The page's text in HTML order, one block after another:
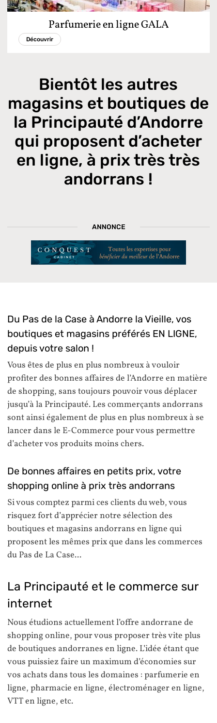
Parfumerie en ligne GALA
Découvrir
Bientôt les autres
magasins et boutiques de
la Principauté d’Andorre
qui proposent d’acheter
en ligne, à prix très très
andorrans !
ANNONCE
Du Pas de la Case à Andorre la Vieille, vos
boutiques et magasins préférés EN LIGNE,
depuis votre salon !
Vous êtes de plus en plus nombreux à vouloir
profiter des bonnes affaires de l’Andorre en matière
de shopping, sans toujours pouvoir vous déplacer
jusqu’à la Principauté. Les commerçants andorrans
sont ainsi également de plus en plus nombreux à se
lancer dans le E-Commerce pour vous permettre
d’acheter vos produits moins chers.
De bonnes affaires en petits prix, votre
shopping online à prix très andorrans
Si vous comptez parmi ces clients du web, vous
risquez fort d’apprécier notre sélection des
boutiques et magasins andorrans en ligne qui
proposent les mêmes prix que dans les commerces
du Pas de La Case...
La Principauté et le commerce sur
internet
Nous étudions actuellement l’offre andorrane de
shopping online, pour vous proposer très vite plus
de boutiques andorranes en ligne. L’idée étant que
vous puissiez faire un maximum d’économies sur
vos achats dans tous les domaines : parfumerie en
ligne, pharmacie en ligne, électroménager en ligne,
VTT en ligne, etc.